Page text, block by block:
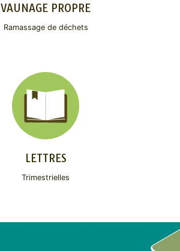
VAUNAGE PROPRE
Ramassage de déchets
LETTRES
Trimestrielles